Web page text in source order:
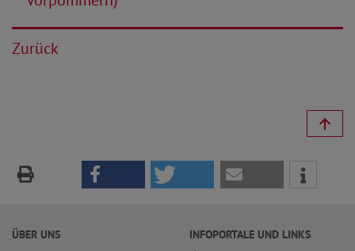
Zurück
ÜBER UNS INFOPORTALE UND LINKS